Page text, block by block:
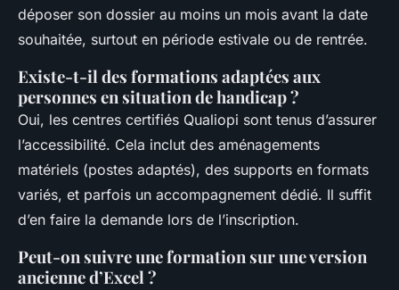
déposer son dossier au moins un mois avant la date
souhaitée, surtout en période estivale ou de rentrée.
Existe-t-il des formations adaptées aux
personnes en situation de handicap ?
Oui, les centres certifiés Qualiopi sont tenus d’assurer
l’accessibilité. Cela inclut des aménagements
matériels (postes adaptés), des supports en formats
variés, et parfois un accompagnement dédié. Il suffit
d’en faire la demande lors de l’inscription.
Peut-on suivre une formation sur une version
ancienne d’Excel ?